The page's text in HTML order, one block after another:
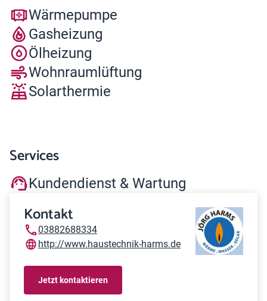
Wärmepumpe
Gasheizung
Ölheizung
Wohnraumlüftung
Solarthermie
Services
Kundendienst & Wartung
Kontakt
03882688334
http://www.haustechnik-harms.de
Jetzt kontaktieren